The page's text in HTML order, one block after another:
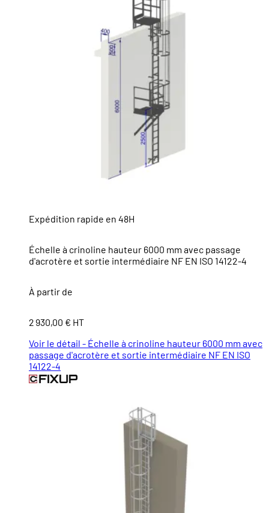
Expédition rapide en 48H
Échelle à crinoline hauteur 6000 mm avec passage
d'acrotère et sortie intermédiaire NF EN ISO 14122-4
À partir de
2 930,00 € HT
Voir le détail - Échelle à crinoline hauteur 6000 mm avec
passage d'acrotère et sortie intermédiaire NF EN ISO
14122-4